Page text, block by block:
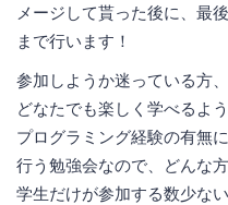
メージして貰った後に、最
まで行います！
参加しようか迷っている方、
どなたでも楽しく学べるよ
プログラミング経験の有無
行う勉強会なので、どんな
学生だけが参加する数少な